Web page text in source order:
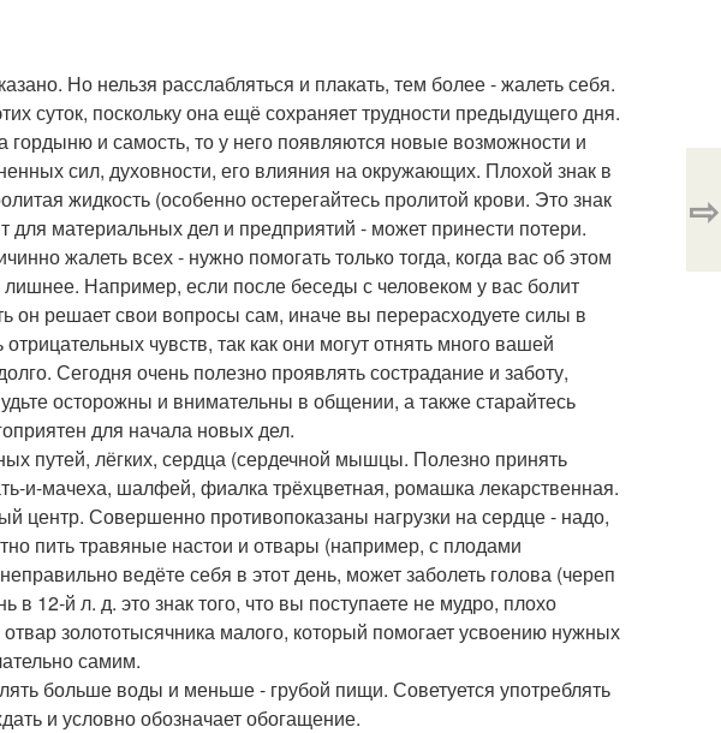
Но нельзя расслабляться и плакать, тем более - жалеть себя.
суток, поскольку она ещё сохраняет трудности предыдущего дня.
и самость, то у него появляются новые возможности и
сил, духовности, его влияния на окружающих. Плохой знак в
жидкость (особенно остерегайтесь пролитой крови. Это знак
для материальных дел и предприятий - может принести потери.
жалеть всех - нужно помогать только тогда, когда вас об этом
Например, если после беседы с человеком у вас болит
он решает свои вопросы сам, иначе вы перерасходуете силы в
чувств, так как они могут отнять много вашей
Сегодня очень полезно проявлять сострадание и заботу,
осторожны и внимательны в общении, а также старайтесь
для начала новых дел.
путей, лёгких, сердца (сердечной мышцы. Полезно принять
и-мачеха, шалфей, фиалка трёхцветная, ромашка лекарственная.
центр. Совершенно противопоказаны нагрузки на сердце - надо,
пить травяные настои и отвары (например, с плодами
ведёте себя в этот день, может заболеть голова (череп
12-й л. д. это знак того, что вы поступаете не мудро, плохо
отвар золототысячника малого, который помогает усвоению нужных
самим.
больше воды и меньше - грубой пищи. Советуется употреблять
и условно обозначает обогащение.
⇨